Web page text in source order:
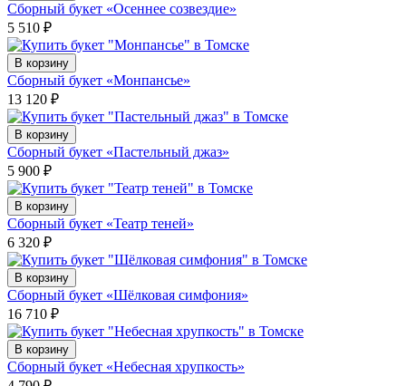
Сборный букет «Осеннее созвездие»
5 510 ₽
В корзину
Сборный букет «Монпансье»
13 120 ₽
В корзину
Сборный букет «Пастельный джаз»
5 900 ₽
В корзину
Сборный букет «Театр теней»
6 320 ₽
В корзину
Сборный букет «Шёлковая симфония»
16 710 ₽
В корзину
Сборный букет «Небесная хрупкость»